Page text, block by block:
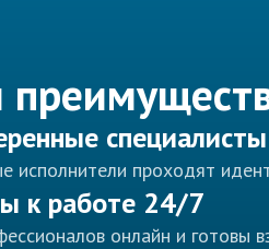
специалисты
исполнители проходят
к работе 24/7
онлайн и готовы